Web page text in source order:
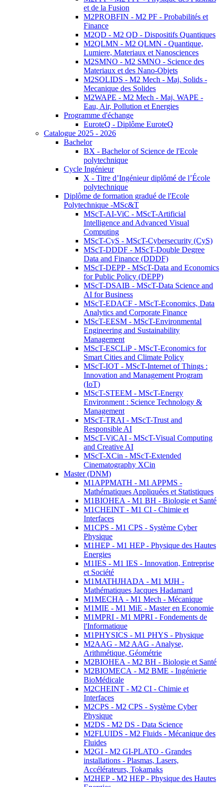
et de la Fusion
M2PROBFIN - M2 PF - Probabilités et
Finance
M2QD - M2 QD - Dispositifs Quantiques
M2QLMN - M2 QLMN - Quantique,
Lumiere, Materiaux et Nanosciences
M2SMNO - M2 SMNO - Science des
Materiaux et des Nano-Objets
M2SOLIDS - M2 Mech - Maj. Solids -
Mecanique des Solides
M2WAPE - M2 Mech - Maj. WAPE -
Eau, Air, Pollution et Energies
Programme d'échange
EuroteQ - Diplôme EuroteQ
Catalogue 2025 - 2026
Bachelor
BX - Bachelor of Science de l'Ecole
polytechnique
Cycle Ingénieur
X - Titre d’Ingénieur diplômé de l’École
polytechnique
Diplôme de formation gradué de l'Ecole
Polytechnique -MSc&T
MScT-AI-ViC - MScT-Artificial
Intelligence and Advanced Visual
Computing
MScT-CyS - MScT-Cybersecurity (CyS)
MScT-DDDF - MScT-Double Degree
Data and Finance (DDDF)
MScT-DEPP - MScT-Data and Economics
for Public Policy (DEPP)
MScT-DSAIB - MScT-Data Science and
AI for Business
MScT-EDACF - MScT-Economics, Data
Analytics and Corporate Finance
MScT-EESM - MScT-Environmental
Engineering and Sustainability
Management
MScT-ESCLiP - MScT-Economics for
Smart Cities and Climate Policy
MScT-IOT - MScT-Internet of Things :
Innovation and Management Program
(IoT)
MScT-STEEM - MScT-Energy
Environment : Science Technology &
Management
MScT-TRAI - MScT-Trust and
Responsible AI
MScT-ViCAI - MScT-Visual Computing
and Creative AI
MScT-XCin - MScT-Extended
Cinematography XCin
Master (DNM)
M1APPMATH - M1 APPMS -
Mathématiques Appliquées et Statistiques
M1BIOHEA - M1 BH - Biologie et Santé
M1CHEINT - M1 CI - Chimie et
Interfaces
M1CPS - M1 CPS - Système Cyber
Physique
M1HEP - M1 HEP - Physique des Hautes
Energies
M1IES - M1 IES - Innovation, Entreprise
et Société
M1MATHJHADA - M1 MJH -
Mathématiques Jacques Hadamard
M1MECHA - M1 Mech - Mécanique
M1MIE - M1 MiE - Master en Economie
M1MPRI - M1 MPRI - Fondements de
l'Informatique
M1PHYSICS - M1 PHYS - Physique
M2AAG - M2 AAG - Analyse,
Arithmétique, Géométrie
M2BIOHEA - M2 BH - Biologie et Santé
M2BIOMECA - M2 BME - Ingénierie
BioMédicale
M2CHEINT - M2 CI - Chimie et
Interfaces
M2CPS - M2 CPS - Système Cyber
Physique
M2DS - M2 DS - Data Science
M2FLUIDS - M2 Fluids - Mécanique des
Fluides
M2GI - M2 GI-PLATO - Grandes
installations - Plasmas, Lasers,
Accélérateurs, Tokamaks
M2HEP - M2 HEP - Physique des Hautes